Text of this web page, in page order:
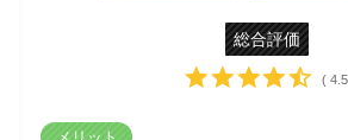
総合評価
(